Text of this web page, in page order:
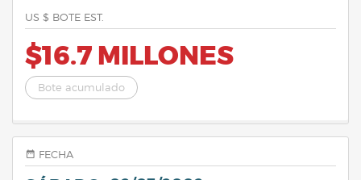
US $ BOTE EST.
$16.7 MILLONES
Bote acumulado
FECHA